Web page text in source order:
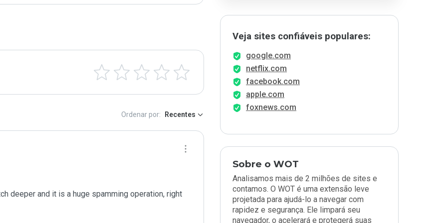
Ordenar por: Recentes
deeper and it is a huge spamming operation, right
Veja sites confiáveis populares:
google.com
netflix.com
facebook.com
apple.com
foxnews.com
Sobre o WOT
Analisamos mais de 2 milhões de sites e
contamos. O WOT é uma extensão leve
projetada para ajudá-lo a navegar com
rapidez e segurança. Ele limpará seu
navegador, o acelerará e protegerá suas